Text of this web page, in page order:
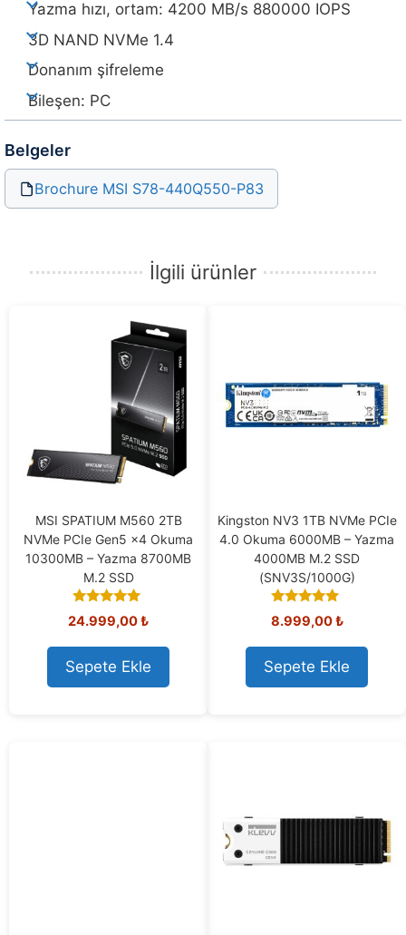
Yazma hızı, ortam: 4200 MB/s 880000 IOPS
3D NAND NVMe 1.4
Donanım şifreleme
Bileşen: PC
Belgeler
Brochure MSI S78-440Q550-P83
İlgili ürünler
MSI SPATIUM M560 2TB
NVMe PCIe Gen5 x4 Okuma
10300MB – Yazma 8700MB
M.2 SSD
5.00
out of 5
24.999,00₺
Sepete Ekle
Kingston NV3 1TB NVMe PCIe
4.0 Okuma 6000MB – Yazma
4000MB M.2 SSD
(SNV3S/1000G)
5.00
out of 5
8.999,00₺
Sepete Ekle